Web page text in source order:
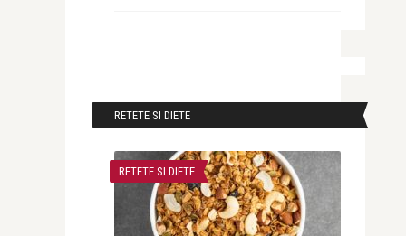
RETETE SI DIETE
RETETE SI DIETE